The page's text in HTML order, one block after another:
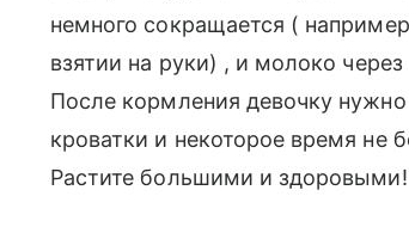
немного сокращается (
взятии на руки) , и молоко
После кормления девочку
кроватки и некоторое время не
Растите большими и здоровыми!